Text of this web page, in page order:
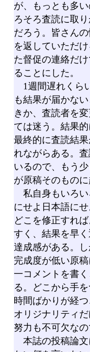
が、もっとも多
ろそろ査読に取
だろう。皆さん
を返していただ
た督促の連絡だ
ることにした。
1週間遅れくら
も結果が届かな
きか、査読者を
ては迷う。結果
最終的に査読結
れながらある。
いるので、もう
が原稿そのものに
私自身もいろい
にせよ日本語に
どこを修正すれ
すく、結果を早
達成感がある。
完成度が低い原
一コメントを書
る。どこから手
時間ばかりが経
オリジナリティ
努力も不可欠なの
本誌の投稿論文